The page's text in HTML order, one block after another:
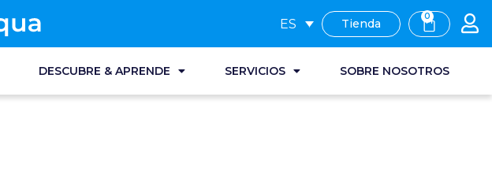
ES Tienda
0
DESCUBRE & APRENDE SERVICIOS SOBRE NOSOTROS